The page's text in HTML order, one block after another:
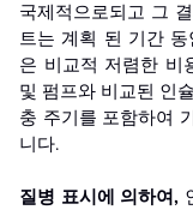
국제적으로되고 그
트는 계획 된 기간
은 비교적 저렴한 비
및 펌프와 비교된 인
충 주기를 포함하여
니다.
질병 표시에 의하여,